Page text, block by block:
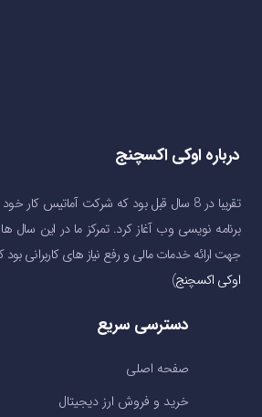
درباره اوکی اکسچنج
تقریبا در 8 سال قبل بود که شرکت آماتیس کار
برنامه نویسی وب آغاز کرد. تمرکز ما در این سال
جهت ارائه خدمات مالی و رفع نیاز های کاربرانی
اوکی اکسچنج)
دسترسی سریع
صفحه اصلی
خرید و فروش ارز دیجیتال